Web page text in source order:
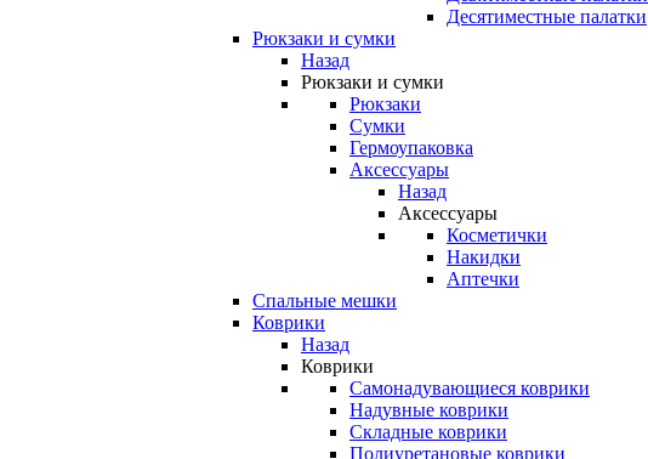
Десятиместные палатки
Рюкзаки и сумки
Назад
Рюкзаки и сумки
Рюкзаки
Сумки
Гермоупаковка
Аксессуары
Назад
Аксессуары
Косметички
Накидки
Аптечки
Спальные мешки
Коврики
Назад
Коврики
Самонадувающиеся коврики
Надувные коврики
Складные коврики
Полиуретановые коврики